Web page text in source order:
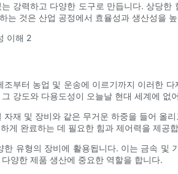
강력하고 다양한 도구로 만듭니다. 상당
것은 산업 공정에서 효율성과 생산성을
부터 농업 및 운송에 이르기까지 이러한
강도와 다용도성이 오늘날 현대 세계에 없
재 및 장비와 같은 무거운 하중을 들어 올
게 완료하는 데 필요한 힘과 제어력을 제공
유형의 장비에 활용됩니다. 이는 금속 및
양한 제품 생산에 중요한 역할을 합니다.